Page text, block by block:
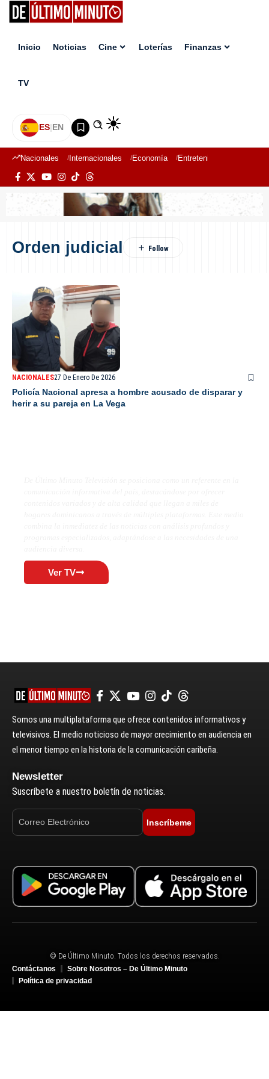
Inicio Noticias Cine Loterías Finanzas
TV
ES|EN
Nacionales Internacionales Economía Entretenimiento
Orden judicial
NACIONALES27 De Enero De 2026
Policía Nacional apresa a hombre acusado de disparar y
herir a su pareja en La Vega
Ver TV
Somos una multiplataforma que ofrece contenidos informativos y
televisivos. El medio noticioso de mayor crecimiento en audiencia en
el menor tiempo en la historia de la comunicación caribeña.
Newsletter
Suscríbete a nuestro boletín de noticias.
Inscríbeme
© De Último Minuto. Todos los derechos reservados.
Contáctanos
Sobre Nosotros – De Último Minuto
Política de privacidad